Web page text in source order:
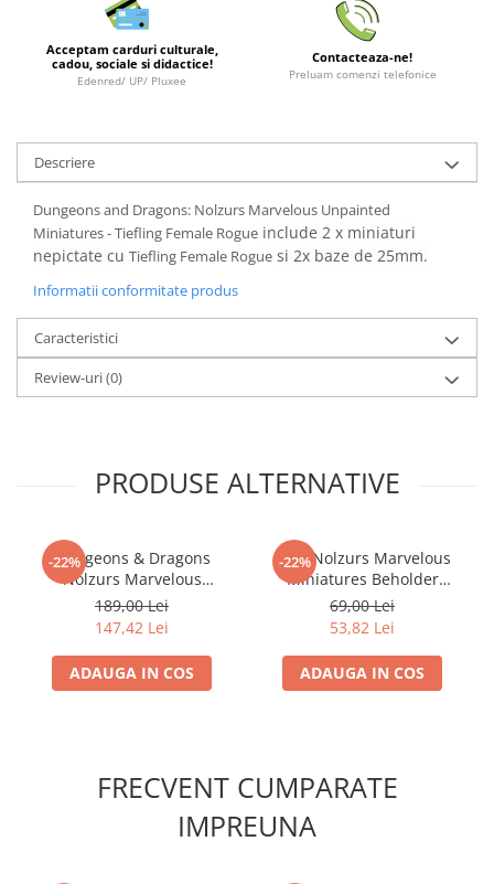
Geek Stuff
Brelocuri
Plusuri si papusi
Decoratiuni
Studio Ghibli/My Neighbor
Totoro/Kiki etc
Minecraft
Lord of The Rings
Naruto Shippuden
Sailor Moon
Harry Potter
Collectibles
KPop Demon Hunters
Acceptam carduri culturale,
cadou, sociale si didactice!
Edenred/ UP/ Pluxee
Contacteaza-ne!
Preluam comenzi telefonice
Descriere
Dungeons and Dragons: Nolzurs Marvelous Unpainted
Miniatures - Tiefling Female Rogue include 2 x miniaturi
nepictate cu Tiefling Female Rogue​ ​​​ si 2x baze de 25mm.
Informatii conformitate produs
Caracteristici
Review-uri(0)
PRODUSE ALTERNATIVE
-22%
Dungeons & Dragons
Nolzurs Marvelous
Miniatures: Adult White
Dragon
189,00 Lei
147,42 Lei
ADAUGA IN COS
-22%
D&D Nolzurs Marvelous
Miniatures Beholder
Unpainted WizKids
69,00 Lei
53,82 Lei
ADAUGA IN COS
FRECVENT CUMPARATE
IMPREUNA